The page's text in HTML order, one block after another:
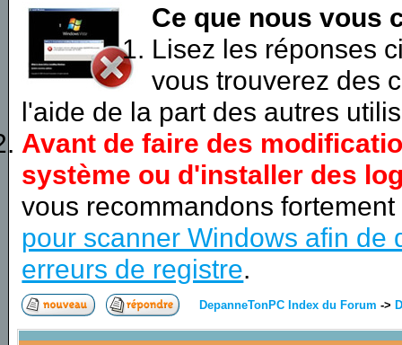
Ce que nous vous
Lisez les réponses
vous trouverez des
l'aide de la part des autres
Avant de faire des
système ou d'installer des
vous recommandons
pour scanner Windows afin de
erreurs de registre.
DepanneTonPC Index du Forum ->